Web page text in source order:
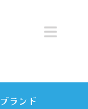
ランド